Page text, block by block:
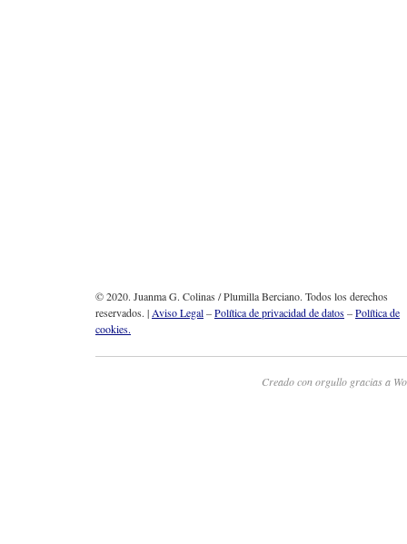
© 2020. Juanma G. Colinas / Plumilla Berciano. Todos los derechos
reservados. |Aviso Legal–Política de privacidad de datos–Política de
cookies.
Creado con orgullo gracias a